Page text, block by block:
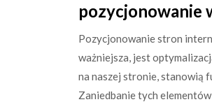
pozycjonowanie
Pozycjonowanie stron
ważniejsza, jest
na naszej stronie, stanowią
Zaniedbanie tych